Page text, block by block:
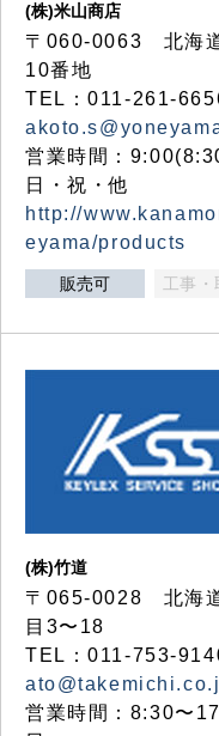
(株)米山商店
〒060-0063 北海道
10番地
TEL：011-261-
営業時間：
日・祝・他
http://
eyama/products
販売可 工事・
(株)竹道
〒065-0028 北海
目3〜18
TEL：011-753-
営業時間：8:30〜